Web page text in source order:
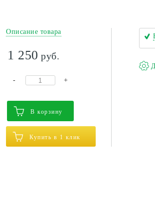
Описание товара
1 250 руб.
- +
В корзину
Купить в 1 клик